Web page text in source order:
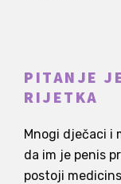
PITANJE
RIJETKA
Mnogi dječaci i
da im je penis
postoji